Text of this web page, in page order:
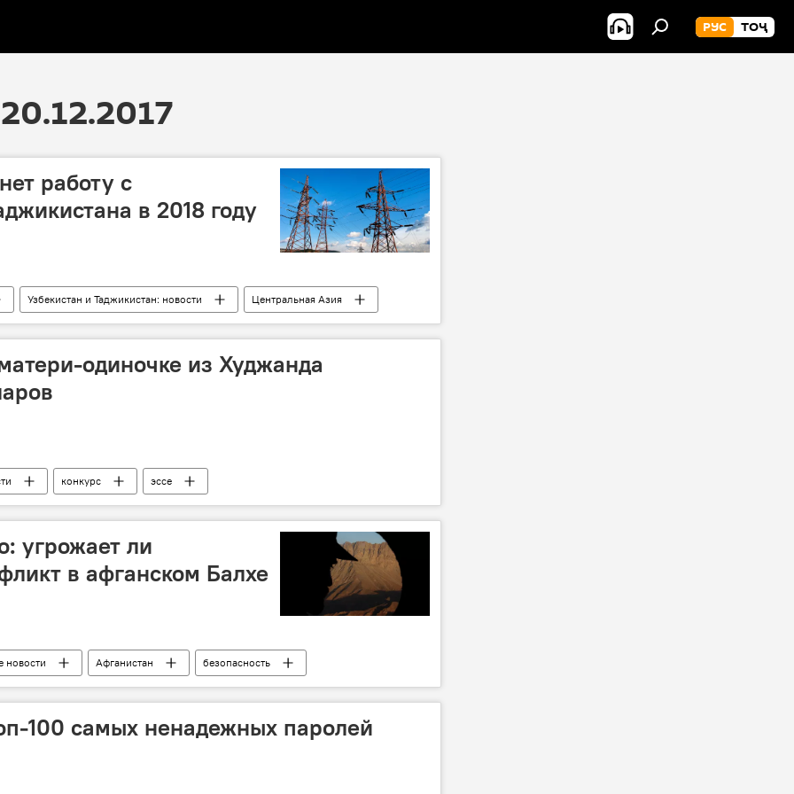
РУС ТОҶ
работу с
в 2018 году
Узбекистан и Таджикистан: новости
Центральная Азия
электроэнергия
одиночке из Худжанда
конкурс
эссе
Россия Таджикистан Миграция
угрожает ли
в афганском Балхе
новости Афганистан
безопасность
новости на границе Таджикистан
Ташкент
100 самых ненадежных паролей